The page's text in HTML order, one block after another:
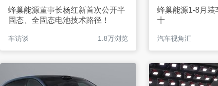
蜂巢能源董事长杨红新首次公开半
固态、全固态电池技术路径！
车访谈 1.8万浏览
蜂巢能源1-8月装
十
汽车视角汇